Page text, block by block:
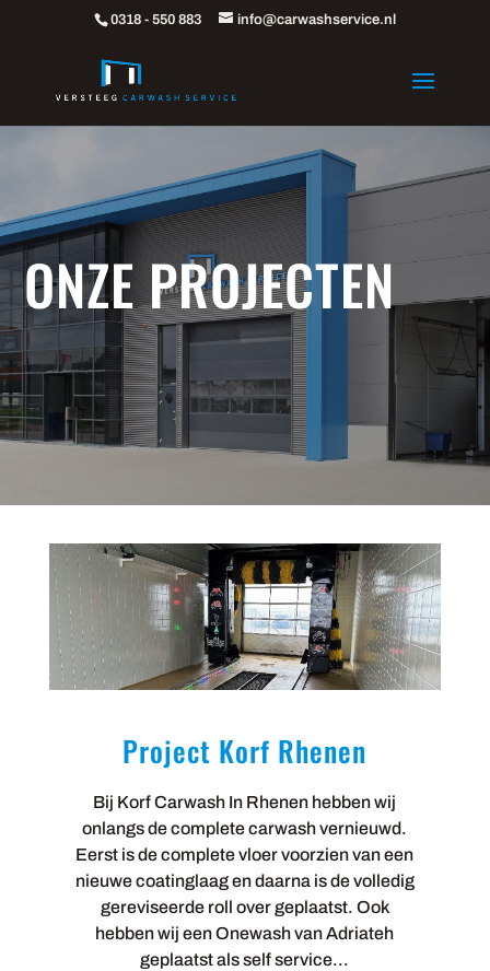
0318 - 550 883 info@carwashservice.nl
ONZE PROJECTEN
Project Korf Rhenen
Bij Korf Carwash In Rhenen hebben wij
onlangs de complete carwash vernieuwd.
Eerst is de complete vloer voorzien van een
nieuwe coatinglaag en daarna is de volledig
gereviseerde roll over geplaatst. Ook
hebben wij een Onewash van Adriateh
geplaatst als self service...